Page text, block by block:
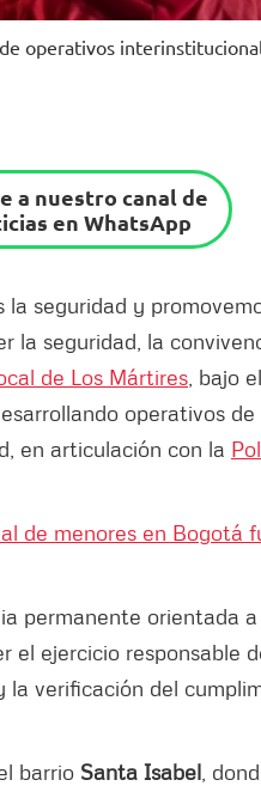
operativos
a nuestro canal de
en WhatsApp
la seguridad y
la seguridad, la
de Los Mártires , bajo
operativos
en articulación con la
de menores en Bogotá
permanente orientada
el ejercicio responsable
verificación del
barrio Santa Isabel ,